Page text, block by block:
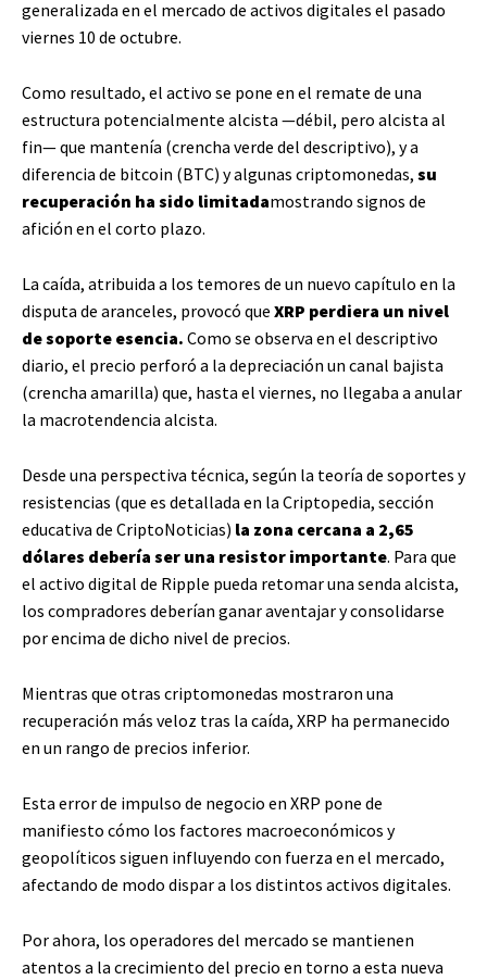
generalizada en el mercado de activos digitales el pasado
viernes 10 de octubre.
Como resultado, el activo se pone en el remate de una
estructura potencialmente alcista —débil, pero alcista al
fin— que mantenía (crencha verde del descriptivo), y a
diferencia de bitcoin (BTC) y algunas criptomonedas, su
recuperación ha sido limitadamostrando signos de
afición en el corto plazo.
La caída, atribuida a los temores de un nuevo capítulo en la
disputa de aranceles, provocó que XRP perdiera un nivel
de soporte esencia. Como se observa en el descriptivo
diario, el precio perforó a la depreciación un canal bajista
(crencha amarilla) que, hasta el viernes, no llegaba a anular
la macrotendencia alcista.
Desde una perspectiva técnica, según la teoría de soportes y
resistencias (que es detallada en la Criptopedia, sección
educativa de CriptoNoticias) la zona cercana a 2,65
dólares debería ser una resistor importante. Para que
el activo digital de Ripple pueda retomar una senda alcista,
los compradores deberían ganar aventajar y consolidarse
por encima de dicho nivel de precios.
Mientras que otras criptomonedas mostraron una
recuperación más veloz tras la caída, XRP ha permanecido
en un rango de precios inferior.
Esta error de impulso de negocio en XRP pone de
manifiesto cómo los factores macroeconómicos y
geopolíticos siguen influyendo con fuerza en el mercado,
afectando de modo dispar a los distintos activos digitales.
Por ahora, los operadores del mercado se mantienen
atentos a la crecimiento del precio en torno a esta nueva